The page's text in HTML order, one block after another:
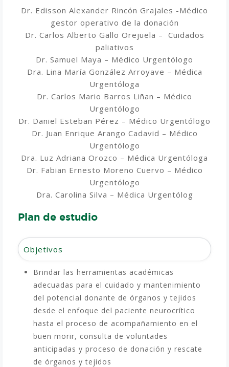
Dr. Edisson Alexander Rincón Grajales -Médico
gestor operativo de la donación
Dr. Carlos Alberto Gallo Orejuela – Cuidados
paliativos
Dr. Samuel Maya – Médico Urgentólogo
Dra. Lina María González Arroyave – Médica
Urgentóloga
Dr. Carlos Mario Barros Liñan – Médico
Urgentólogo
Dr. Daniel Esteban Pérez – Médico Urgentólogo
Dr. Juan Enrique Arango Cadavid – Médico
Urgentólogo
Dra. Luz Adriana Orozco – Médica Urgentóloga
Dr. Fabian Ernesto Moreno Cuervo – Médico
Urgentólogo
Dra. Carolina Silva – Médica Urgentólog
Plan de estudio
Objetivos
Brindar las herramientas académicas
adecuadas para el cuidado y mantenimiento
del potencial donante de órganos y tejidos
desde el enfoque del paciente neurocrítico
hasta el proceso de acompañamiento en el
buen morir, consulta de voluntades
anticipadas y proceso de donación y rescate
de órganos y tejidos